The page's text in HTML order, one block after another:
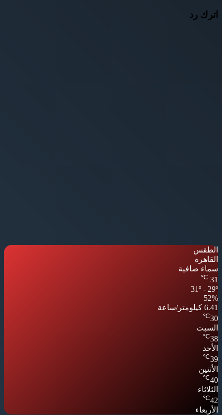
اترك رد
الطقس
القاهرة
سماء صافية
31
℃
31º - 29º
52%
6.41 كيلومتر/ساعة
30
℃
السبت
38
℃
الأحد
39
℃
الأثنين
40
℃
الثلاثاء
42
℃
الأربعاء